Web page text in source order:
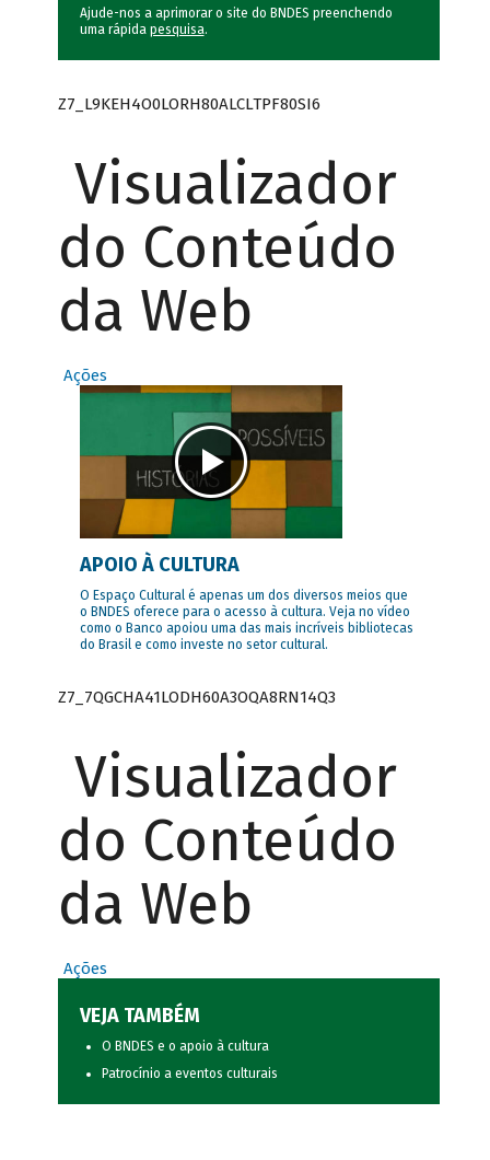
Ajude-nos a aprimorar o site do BNDES preenchendo
uma rápida pesquisa.
Z7_L9KEH4O0LORH80ALCLTPF80SI6
Visualizador
do Conteúdo
da Web
Ações
APOIO À CULTURA
O Espaço Cultural é apenas um dos diversos meios que
o BNDES oferece para o acesso à cultura. Veja no vídeo
como o Banco apoiou uma das mais incríveis bibliotecas
do Brasil e como investe no setor cultural.
Z7_7QGCHA41LODH60A3OQA8RN14Q3
Visualizador
do Conteúdo
da Web
Ações
VEJA TAMBÉM
O BNDES e o apoio à cultura
Patrocínio a eventos culturais